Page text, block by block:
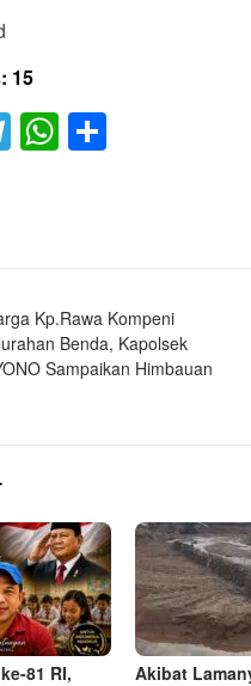
15
Telegram
WhatsApp
Kp.Rawa Kompeni
Benda, Kapolsek
Sampaikan Himbauan
81 RI,
Akibat